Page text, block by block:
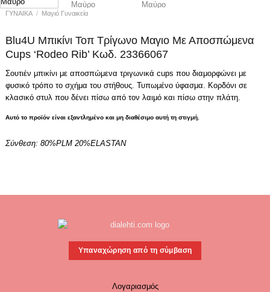
ΓΥΝΑΙΚΑ / Μαγιό Γυναικεία
Blu4U Μπικίνι Τοπ Τρίγωνο Μαγιο Με Αποσπώμενα
Cups ‘Rodeo Rib’ Κωδ. 23366067
Σουτιέν μπικίνι με αποσπώμενα τριγωνικά cups που διαμορφώνει με
φυσικό τρόπο το σχήμα του στήθους. Τυπωμένο ύφασμα. Κορδόνι σε
κλασικό στυλ που δένει πίσω από τον λαιμό και πίσω στην πλάτη.
Αυτό το προϊόν είναι εξαντλημένο και μη διαθέσιμο αυτή τη στιγμή.
Σύνθεση: 80%PLM 20%ELASTAN
Υπαναχώρηση από τη σύμβαση
Λογαριασμός